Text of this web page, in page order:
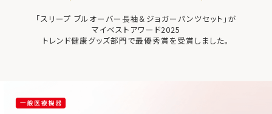
「スリープ ブルオーバー長袖＆ジョガーパンツセット」が
マイベストアワード2025
トレンド健康グッズ部門で最優秀賞を受賞しました。